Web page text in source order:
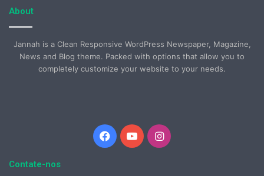
About
Jannah is a Clean Responsive WordPress Newspaper, Magazine,
News and Blog theme. Packed with options that allow you to
completely customize your website to your needs.
Facebook
YouTubeInstagram
Contate-nos